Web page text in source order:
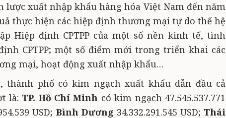
lược xuất nhập khẩu hàng hóa Việt Nam đến năm
thực hiện các hiệp định thương mại tự do thế hệ
Hiệp định CPTPP của một số nền kinh tế, tình
CPTPP; một số điểm mới trong triển khai các
mại, hoạt động xuất nhập khẩu…
thành phố có kim ngạch xuất khẩu dẫn đầu cả
là: TP. Hồ Chí Minh có kim ngạch 47.545.537.771
USD; Bình Dương 34.332.291.545 USD; Thái